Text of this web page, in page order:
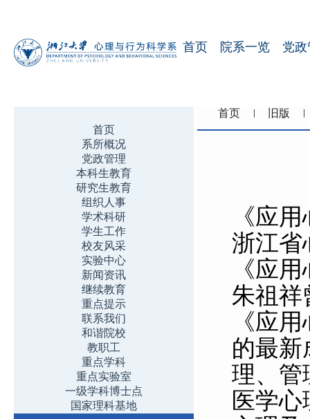
首页 院系一览 党
首页
系所概况
党政管理
本科生教育
研究生教育
组织人事
学术科研
学生工作
校友风采
实验中心
新闻资讯
继续教育
重点提示
联系我们
和谐院校
教职工
重点学科
重点实验室
一级学科博士点
国家理科基地
首页 旧版
《应
浙江省
《应
朱祖祥
《应
的最新
理、管
医学